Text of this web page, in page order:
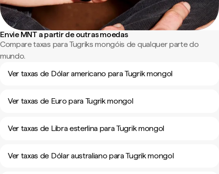
Envie MNT a partir de outras moedas
Compare taxas para Tugriks mongóis de qualquer parte do
mundo.
Ver taxas de Dólar americano para Tugrik mongol
Ver taxas de Euro para Tugrik mongol
Ver taxas de Libra esterlina para Tugrik mongol
Ver taxas de Dólar australiano para Tugrik mongol